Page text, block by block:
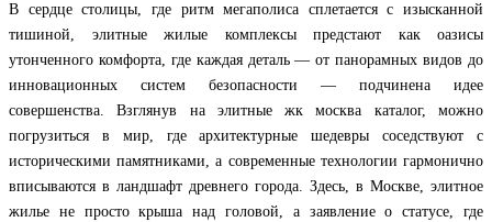
В сердце столицы, где ритм мегаполиса сплетается с изысканной
тишиной, элитные жилые комплексы предстают как оазисы
утонченного комфорта, где каждая деталь — от панорамных видов до
инновационных систем безопасности — подчинена идее
совершенства. Взглянув на элитные жк москва каталог, можно
погрузиться в мир, где архитектурные шедевры соседствуют с
историческими памятниками, а современные технологии гармонично
вписываются в ландшафт древнего города. Здесь, в Москве, элитное
жилье не просто крыша над головой, а заявление о статусе, где